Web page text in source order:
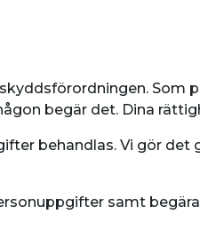
Som
begär det. Dina
behandlas. Vi gör
samt